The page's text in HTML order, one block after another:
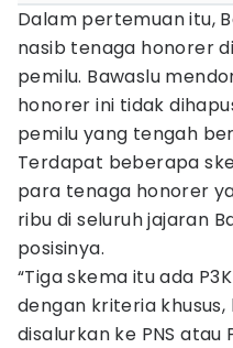
Dalam pertemuan itu,
nasib tenaga honorer
pemilu. Bawaslu
honorer ini tidak
pemilu yang tengah
Terdapat beberapa
para tenaga honorer
ribu di seluruh jajaran
posisinya.
“Tiga skema itu ada
dengan kriteria khusus,
disalurkan ke PNS atau